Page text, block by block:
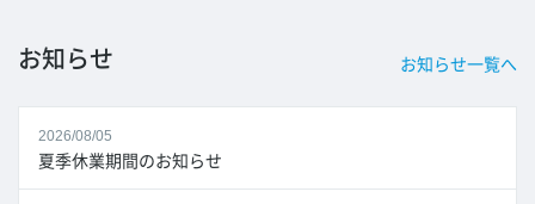
お知らせ お知らせ一覧へ
2026/08/05
夏季休業期間のお知らせ